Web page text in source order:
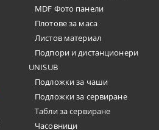
MDF Фото панели
Плотове за маса
Листов материал
Подпори и дистанционери
UNISUB
Подложки за чаши
Подложки за сервиране
Табли за сервиране
Часовници